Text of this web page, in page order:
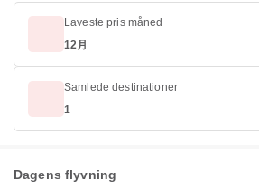
Laveste pris måned
12月
Samlede destinationer
1
Dagens flyvning